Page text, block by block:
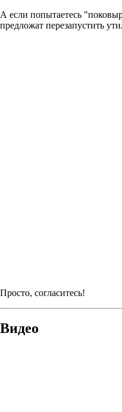
А если попытаетесь
предложат перезапустить
Просто, согласитесь!
Видео